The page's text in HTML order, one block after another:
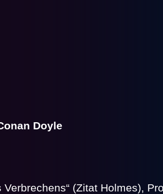
Doyle
(Zitat Holmes),